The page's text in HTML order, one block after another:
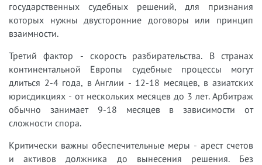
государственных судебных решений, для признания
которых нужны двусторонние договоры или принцип
взаимности.
Третий фактор - скорость разбирательства. В странах
континентальной Европы судебные процессы могут
длиться 2-4 года, в Англии - 12-18 месяцев, в азиатских
юрисдикциях - от нескольких месяцев до 3 лет. Арбитраж
обычно занимает 9-18 месяцев в зависимости от
сложности спора.
Критически важны обеспечительные меры - арест счетов
и активов должника до вынесения решения. Без